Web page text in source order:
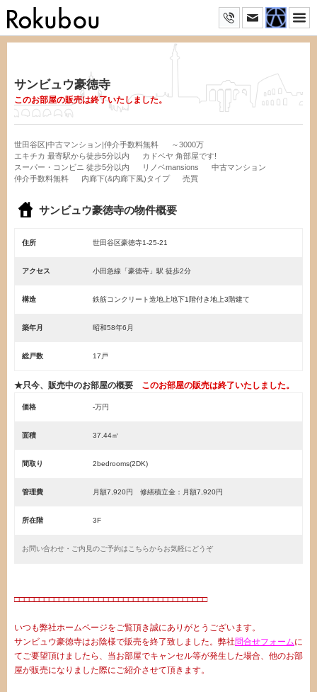
サンビュウ豪徳寺
このお部屋の販売は終了いたしました。
世田谷区|中古マンション|仲介手数料無料
～3000万
エキチカ 最寄駅から徒歩5分以内
カドベヤ 角部屋です!
スーパー・コンビニ 徒歩5分以内
リノベmansions
中古マンション
仲介手数料無料
内廊下(&内廊下風)タイプ 売買
サンビュウ豪徳寺の物件概要
住所 世田谷区豪徳寺1-25-21
アクセス 小田急線「豪徳寺」駅 徒歩2分
構造 鉄筋コンクリート造地上地下1階付き地上3階建て
築年月 昭和58年6月
総戸数 17戸
★只今、販売中のお部屋の概要 このお部屋の販売は終了いたしました。
価格 -万円
面積 37.44㎡
間取り 2bedrooms(2DK)
管理費 月額7,920円 修繕積立金：月額7,920円
所在階 3F
お問い合わせ・ご内見のご予約はこちらからお気軽にどうぞ
□□□□□□□□□□□□□□□□□□□□□□□□□□□□□□□□□□□□□□□
いつも弊社ホームページをご覧頂き誠にありがとうございます。
サンビュウ豪徳寺はお陰様で販売を終了致しました。弊社問合せフォームに
てご要望頂けましたら、当お部屋でキャンセル等が発生した場合、他のお部
屋が販売になりました際にご紹介させて頂きます。